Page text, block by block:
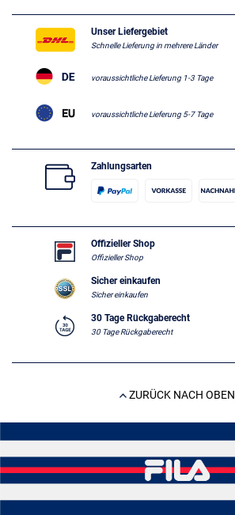
Unser Liefergebiet
Schnelle Lieferung in mehrere Länder
voraussichtliche Lieferung 1-3 Tage
voraussichtliche Lieferung 5-7 Tage
Zahlungsarten
Offizieller Shop
Offizieller Shop
Sicher einkaufen
Sicher einkaufen
30 Tage Rückgaberecht
30 Tage Rückgaberecht
ZURÜCK NACH OBEN